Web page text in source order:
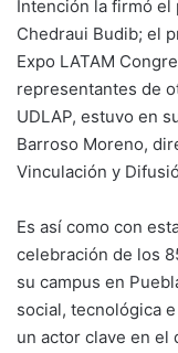
Intención la firmó
Chedraui Budib; el
Expo LATAM
representantes de
UDLAP, estuvo en
Barroso Moreno,
Vinculación y
Es así como con
celebración de los
su campus en
social, tecnológica
un actor clave en el